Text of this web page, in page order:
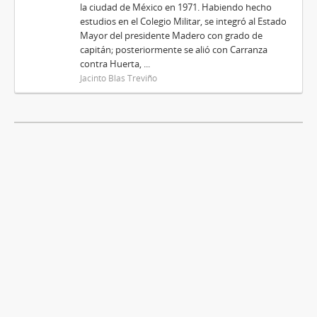
la ciudad de México en 1971. Habiendo hecho
estudios en el Colegio Militar, se integró al Estado
Mayor del presidente Madero con grado de
capitán; posteriormente se alió con Carranza
contra Huerta, ...
Jacinto Blas Treviño